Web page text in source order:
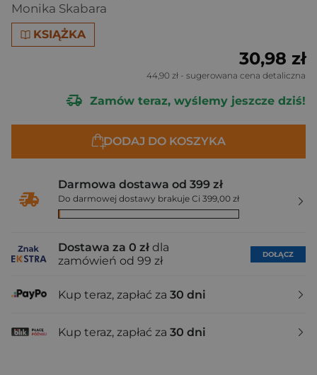
Monika Skabara
KSIĄŻKA
30,98 zł
44,90 zł - sugerowana cena detaliczna
Zamów teraz, wyślemy jeszcze dziś!
DODAJ DO KOSZYKA
Darmowa dostawa od 399 zł
Do darmowej dostawy brakuje Ci 399,00 zł
Dostawa za 0 zł dla
zamówień od 99 zł
DOŁĄCZ
Kup teraz, zapłać za 30 dni
Kup teraz, zapłać za 30 dni